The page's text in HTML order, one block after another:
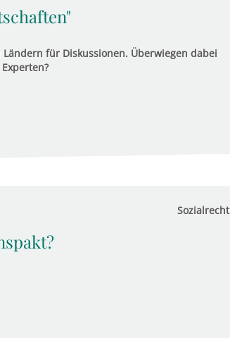
für Diskussionen. Überwiegen dabei
Sozialrecht